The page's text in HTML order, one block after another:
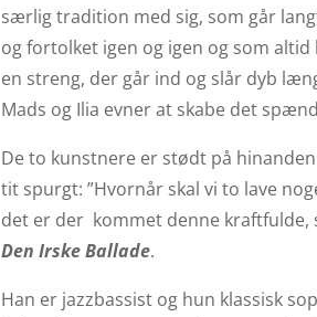
særlig tradition med sig, som går
og fortolket igen og igen og som
en streng, der går ind og slår dyb
Mads og Ilia evner at skabe det
De to kunstnere er stødt på hinanden
tit spurgt: ”Hvornår skal vi to lave
det er der kommet denne kraftfulde,
Den Irske Ballade.
Han er jazzbassist og hun klassisk